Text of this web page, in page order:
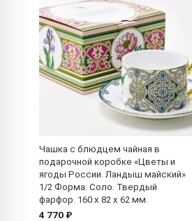
Чашка с блюдцем чайная в
подарочной коробке «Цветы и
ягоды России. Ландыш майский»
1/2 Форма: Соло. Твердый
фарфор. 160 x 82 x 62 мм.
4 770 ₽